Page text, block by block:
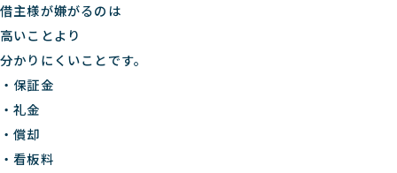
借主様が嫌がるのは
高いことより
分かりにくいことです。
・保証金
・礼金
・償却
・看板料